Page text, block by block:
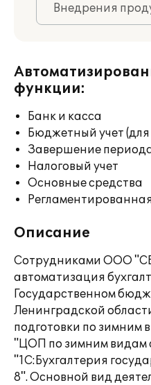
Внедрения
функции:
Банк и касса
Бюджетный учет
Завершение
Налоговый учет
Основные средства
Описание
Сотрудниками ООО
автоматизация
Государственном
Ленинградской
подготовки по зимним
"ЦОП по зимним видам
"1С:Бухгалтерия
8". Основной вид